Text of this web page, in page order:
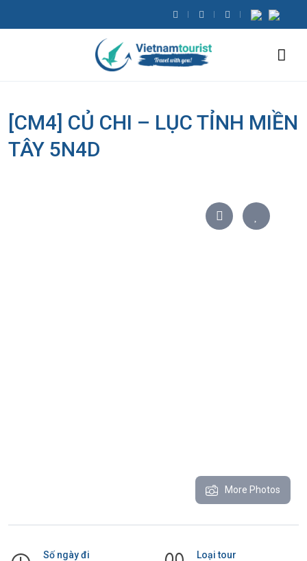
[CM4] CỦ CHI – LỤC TỈNH MIỀN
TÂY 5N4D
More Photos
Số ngày đi
Loại tour